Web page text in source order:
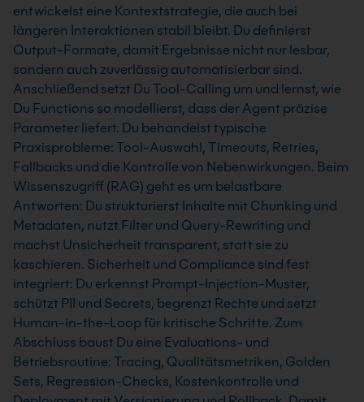
entwickelst eine Kontextstrategie, die auch bei
längeren Interaktionen stabil bleibt. Du definierst
Output-Formate, damit Ergebnisse nicht nur lesbar,
sondern auch zuverlässig automatisierbar sind.
Anschließend setzt Du Tool-Calling um und lernst, wie
Du Functions so modellierst, dass der Agent präzise
Parameter liefert. Du behandelst typische
Praxisprobleme: Tool-Auswahl, Timeouts, Retries,
Fallbacks und die Kontrolle von Nebenwirkungen. Beim
Wissenszugriff (RAG) geht es um belastbare
Antworten: Du strukturierst Inhalte mit Chunking und
Metadaten, nutzt Filter und Query-Rewriting und
machst Unsicherheit transparent, statt sie zu
kaschieren. Sicherheit und Compliance sind fest
integriert: Du erkennst Prompt-Injection-Muster,
schützt PII und Secrets, begrenzt Rechte und setzt
Human-in-the-Loop für kritische Schritte. Zum
Abschluss baust Du eine Evaluations- und
Betriebsroutine: Tracing, Qualitätsmetriken, Golden
Sets, Regression-Checks, Kostenkontrolle und